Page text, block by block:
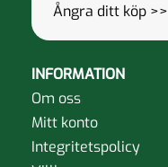
Ångra ditt köp >>
INFORMATION
Om oss
Mitt konto
Integritetspolicy